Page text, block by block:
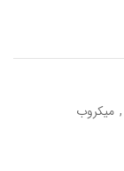
, میکروب